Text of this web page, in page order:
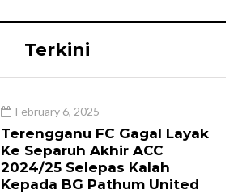
Terkini
February 6, 2025
Terengganu FC Gagal Layak
Ke Separuh Akhir ACC
2024/25 Selepas Kalah
Kepada BG Pathum United